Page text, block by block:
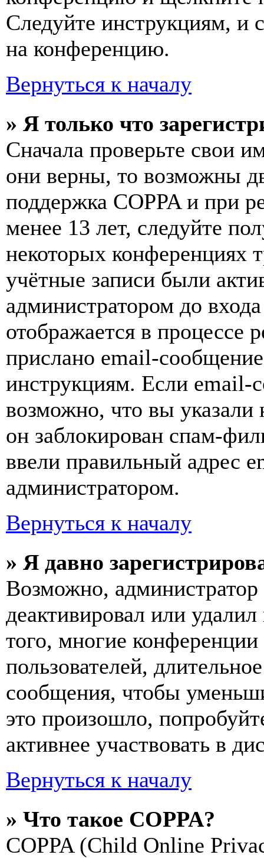
Следуйте инструкциям, и
на конференцию.
Вернуться к началу
» Я только что
Сначала проверьте свои
они верны, то возможны
поддержка COPPA и при
менее 13 лет, следуйте
некоторых конференциях
учётные записи были
администратором до
отображается в процессе
прислано email-
инструкциям. Если email-
возможно, что вы
он заблокирован спам-
ввели правильный адрес
администратором.
Вернуться к началу
» Я давно
Возможно,
деактивировал или
того, многие
пользователей,
сообщения, чтобы
это произошло,
активнее участвовать в
Вернуться к началу
» Что такое COPPA?
COPPA (Child Online